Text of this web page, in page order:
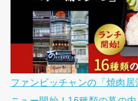
ファンビッチャンの「焼肉